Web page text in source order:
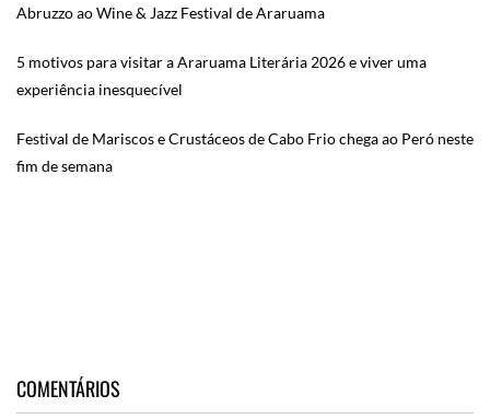
Abruzzo ao Wine & Jazz Festival de Araruama
5 motivos para visitar a Araruama Literária 2026 e viver uma
experiência inesquecível
Festival de Mariscos e Crustáceos de Cabo Frio chega ao Peró neste
fim de semana
COMENTÁRIOS